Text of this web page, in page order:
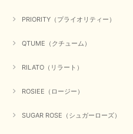
PRIORITY（プライオリティー）
QTUME（クチューム）
RILATO（リラート）
ROSIEE（ロージー）
SUGAR ROSE（シュガーローズ）